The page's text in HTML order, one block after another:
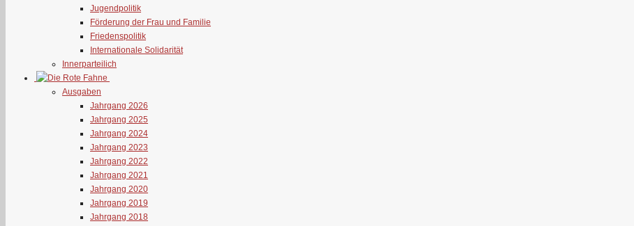
Jugendpolitik
Förderung der Frau und Familie
Friedenspolitik
Internationale Solidarität
Innerparteilich
Ausgaben
Jahrgang 2026
Jahrgang 2025
Jahrgang 2024
Jahrgang 2023
Jahrgang 2022
Jahrgang 2021
Jahrgang 2020
Jahrgang 2019
Jahrgang 2018